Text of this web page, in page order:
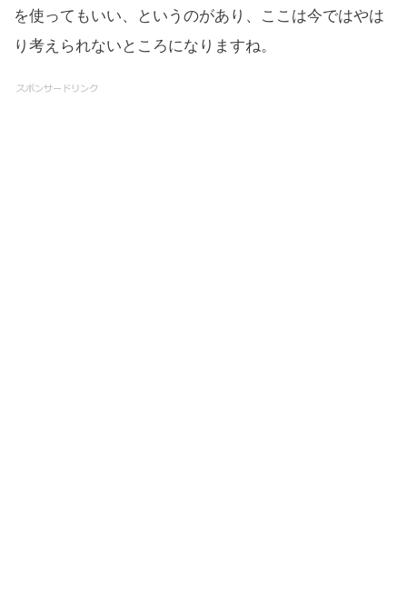
を使ってもいい、というのがあり、ここは今ではやは
り考えられないところになりますね。